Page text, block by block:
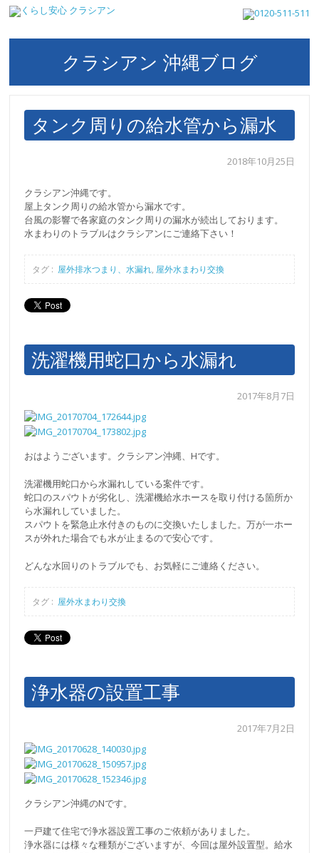
クラシアン 沖縄ブログ
タンク周りの給水管から漏水
2018年10月25日
クラシアン沖縄です。
屋上タンク周りの給水管から漏水です。
台風の影響で各家庭のタンク周りの漏水が続出しております。
水まわりのトラブルはクラシアンにご連絡下さい！
タグ : 屋外排水つまり、水漏れ, 屋外水まわり交換
洗濯機用蛇口から水漏れ
2017年8月7日
おはようございます。クラシアン沖縄、Hです。
洗濯機用蛇口から水漏れしている案件です。
蛇口のスパウトが劣化し、洗濯機給水ホースを取り付ける箇所か
ら水漏れしていました。
スパウトを緊急止水付きのものに交換いたしました。万が一ホー
スが外れた場合でも水が止まるので安心です。
どんな水回りのトラブルでも、お気軽にご連絡ください。
タグ : 屋外水まわり交換
浄水器の設置工事
2017年7月2日
クラシアン沖縄のNです。
一戸建て住宅で浄水器設置工事のご依頼がありました。
浄水器には様々な種類がございますが、今回は屋外設置型。給水